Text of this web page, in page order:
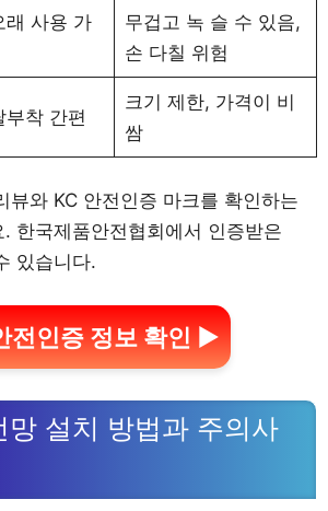
래 사용 가
무겁고 녹 슬 수 있음,
손 다칠 위험
부착 간편
크기 제한, 가격이 비
쌈
뷰와 KC 안전인증 마크를 확인하는
한국제품안전협회에서 인증받은
있습니다.
전인증 정보 확인 ▶
망 설치 방법과 주의사